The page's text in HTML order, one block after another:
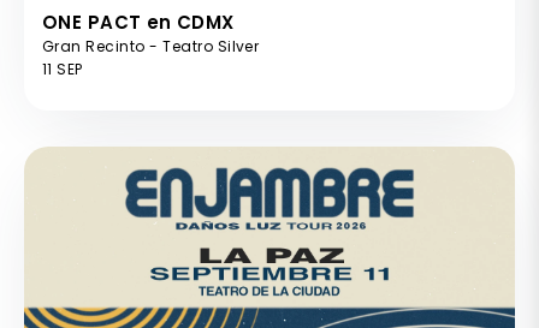
ONE PACT en CDMX
Gran Recinto - Teatro Silver
11 SEP